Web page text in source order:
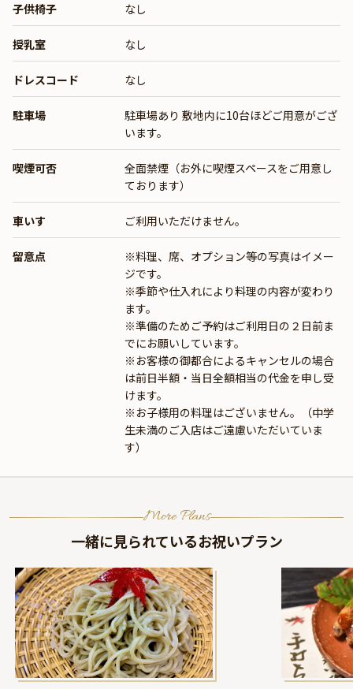
子供椅子 なし
授乳室 なし
ドレスコード なし
駐車場
駐車場あり 敷地内に10台ほどご用意がござ
います。
喫煙可否
全面禁煙（お外に喫煙スペースをご用意し
ております）
車いす ご利用いただけません。
留意点
※料理、席、オプション等の写真はイメー
ジです。
※季節や仕入れにより料理の内容が変わり
ます。
※準備のためご予約はご利用日の２日前ま
でにお願いしています。
※お客様の御都合によるキャンセルの場合
は前日半額・当日全額相当の代金を申し受
けます。
※お子様用の料理はございません。（中学
生未満のご入店はご遠慮いただいていま
す）
More Plans
一緒に見られているお祝いプラン